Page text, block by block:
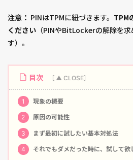
注意： PINはTPMに紐づきます。 TPM
ください （PINやBitLockerの解除を
す）。
目次
1 現象の概要
2 原因の可能性
3 まず最初に試したい基本対処法
4 それでもダメだった時に、試して